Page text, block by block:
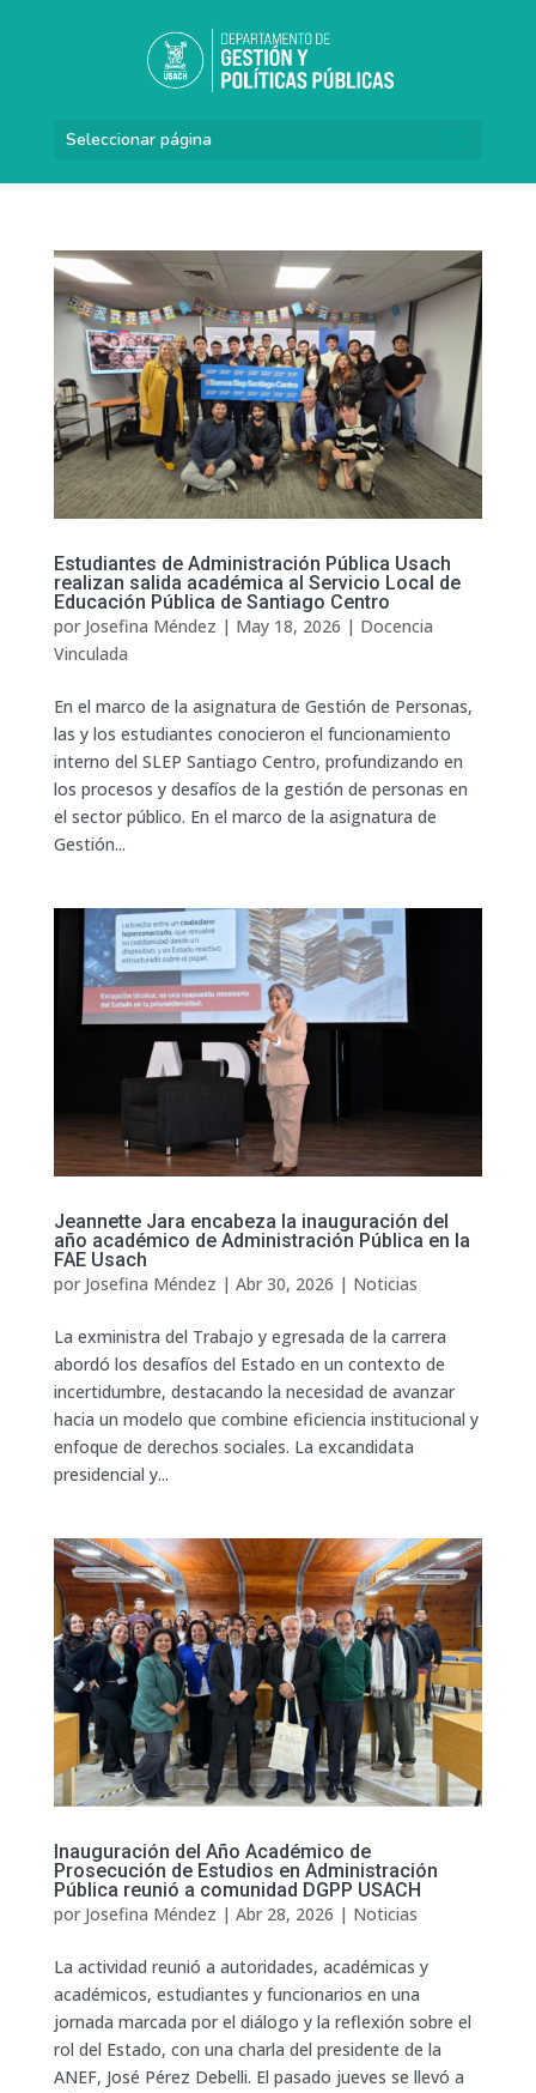
Seleccionar página
Estudiantes de Administración Pública Usach
realizan salida académica al Servicio Local de
Educación Pública de Santiago Centro
por Josefina Méndez | May 18, 2026 | Docencia
Vinculada
En el marco de la asignatura de Gestión de Personas,
las y los estudiantes conocieron el funcionamiento
interno del SLEP Santiago Centro, profundizando en
los procesos y desafíos de la gestión de personas en
el sector público. En el marco de la asignatura de
Gestión...
Jeannette Jara encabeza la inauguración del
año académico de Administración Pública en la
FAE Usach
por Josefina Méndez | Abr 30, 2026 | Noticias
La exministra del Trabajo y egresada de la carrera
abordó los desafíos del Estado en un contexto de
incertidumbre, destacando la necesidad de avanzar
hacia un modelo que combine eficiencia institucional y
enfoque de derechos sociales. La excandidata
presidencial y...
Inauguración del Año Académico de
Prosecución de Estudios en Administración
Pública reunió a comunidad DGPP USACH
por Josefina Méndez | Abr 28, 2026 | Noticias
La actividad reunió a autoridades, académicas y
académicos, estudiantes y funcionarios en una
jornada marcada por el diálogo y la reflexión sobre el
rol del Estado, con una charla del presidente de la
ANEF, José Pérez Debelli. El pasado jueves se llevó a